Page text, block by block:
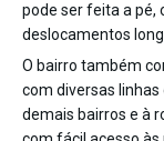
pode ser feita a pé,
deslocamentos
O bairro também
com diversas
demais bairros e à